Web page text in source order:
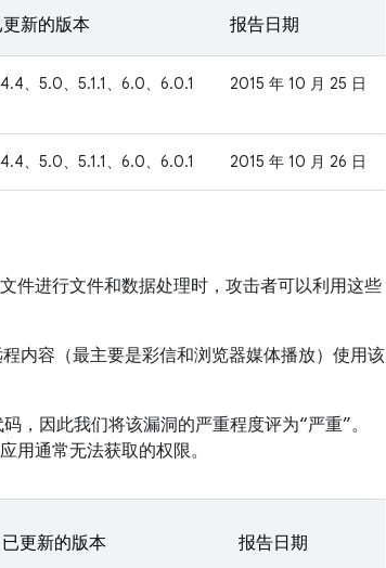
更新的版本 报告日期
、5.0、5.1.1、6.0、6.0.1 2015 年 10 月 25 日
、5.0、5.1.1、6.0、6.0.1 2015 年 10 月 26 日
件进行文件和数据处理时，攻击者可以利用这些
内容（最主要是彩信和浏览器媒体播放）使用该
，因此我们将该漏洞的严重程度评为“严重”。
用通常无法获取的权限。
已更新的版本 报告日期